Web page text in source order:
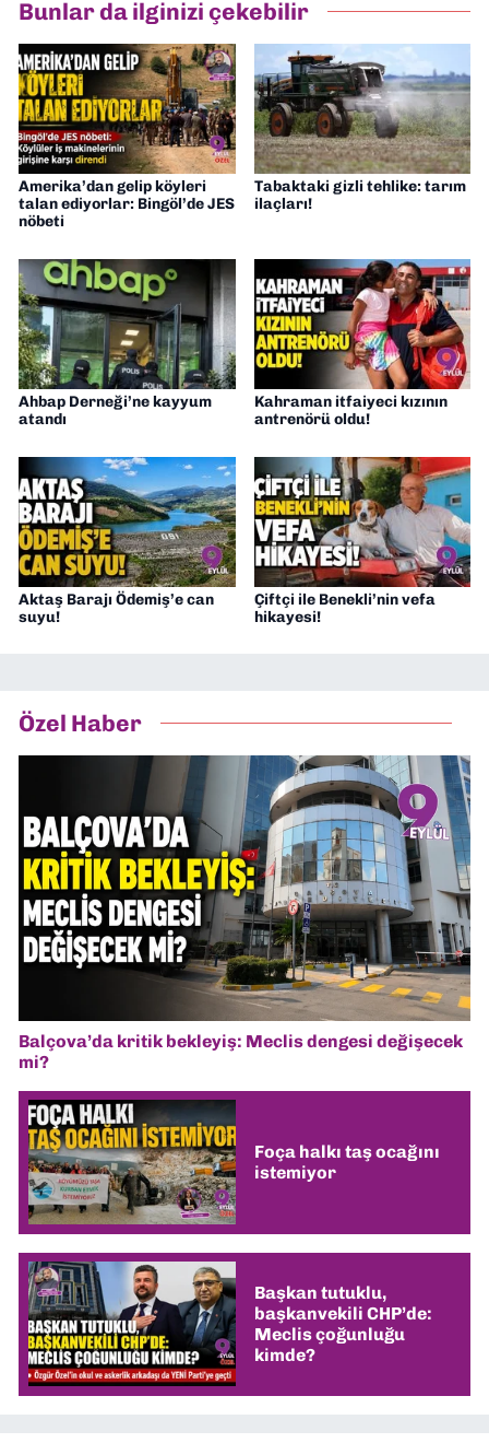
Gazetesi'nde editörlük yapıyorum
Bunlar da ilginizi çekebilir
Amerika’dan gelip köyleri
talan ediyorlar: Bingöl’de JES
nöbeti
Tabaktaki gizli tehlike: tarım
ilaçları!
Ahbap Derneği’ne kayyum
atandı
Kahraman itfaiyeci kızının
antrenörü oldu!
Aktaş Barajı Ödemiş’e can
suyu!
Çiftçi ile Benekli’nin vefa
hikayesi!
Özel Haber
Balçova’da kritik bekleyiş: Meclis dengesi değişecek
mi?
Foça halkı taş ocağını
istemiyor
Başkan tutuklu,
başkanvekili CHP’de:
Meclis çoğunluğu
kimde?